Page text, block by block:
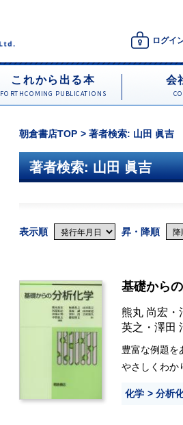
ログイ
これから出る本
FORTHCOMING PUBLICATIONS
会
朝倉書店TOP 著者検索: 山田 眞吉
著者検索: 山田 眞吉
表示順 昇・降順
基礎から
熊丸 尚宏 ・
英之 ・ 澤田
豊富な例題を
やさしくわか
化学 分析